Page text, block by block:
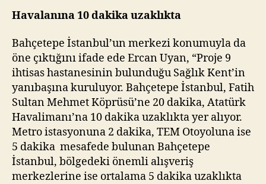
Havalanına 10 dakika uzaklıkta
Bahçetepe İstanbul’un merkezi konumuyla da
öne çıktığını ifade ede Ercan Uyan, “Proje 9
ihtisas hastanesinin bulunduğu Sağlık Kent’in
yanıbaşına kuruluyor. Bahçetepe İstanbul, Fatih
Sultan Mehmet Köprüsü’ne 20 dakika, Atatürk
Havalimanı’na 10 dakika uzaklıkta yer alıyor.
Metro istasyonuna 2 dakika, TEM Otoyoluna ise
5 dakika mesafede bulunan Bahçetepe
İstanbul, bölgedeki önemli alışveriş
merkezlerine ise ortalama 5 dakika uzaklıkta